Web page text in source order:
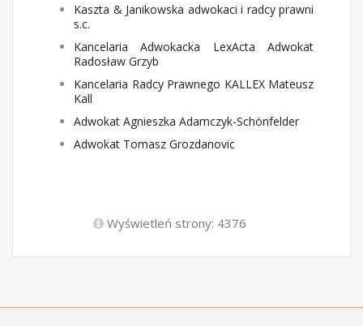
Kaszta & Janikowska adwokaci i radcy prawni
s.c.
Kancelaria Adwokacka LexActa Adwokat
Radosław Grzyb
Kancelaria Radcy Prawnego KALLEX Mateusz
Kall
Adwokat Agnieszka Adamczyk-Schönfelder
Adwokat Tomasz Grozdanovic
Wyświetleń strony: 4376